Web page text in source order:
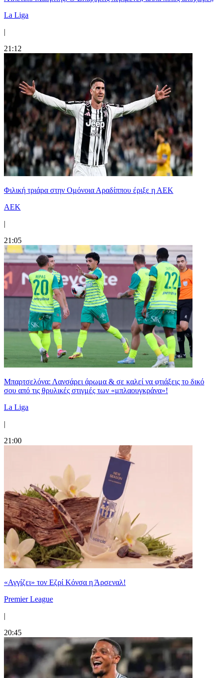
La Liga
|
21:12
Φιλική τριάρα στην Ομόνοια Αραδίππου έριξε η ΑΕΚ
ΑΕΚ
|
21:05
Μπαρτσελόνα: Λανσάρει άρωμα & σε καλεί να φτιάξεις το δικό
σου από τις θρυλικές στιγμές των «μπλαουγκράνα»!
La Liga
|
21:00
«Αγγίζει» τον Εζρί Κόνσα η Άρσεναλ!
Premier League
|
20:45